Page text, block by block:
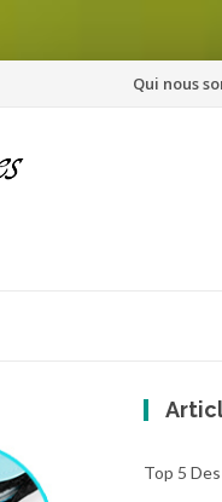
Aller
Qui nous
Top 5